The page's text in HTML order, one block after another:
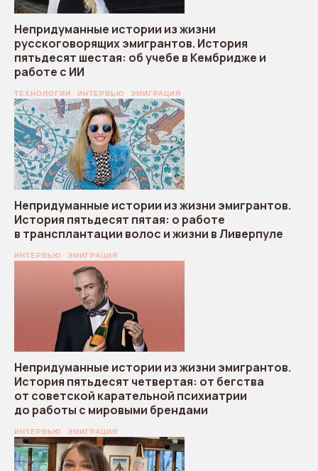
Непридуманные истории из жизни
русскоговорящих эмигрантов. История
пятьдесят шестая: об учебе в Кембридже и
работе с ИИ
ТЕХНОЛОГИИ ИНТЕРВЬЮ ЭМИГРАЦИЯ
Непридуманные истории из жизни эмигрантов.
История пятьдесят пятая: о работе
в трансплантации волос и жизни в Ливерпуле
ИНТЕРВЬЮ ЭМИГРАЦИЯ
Непридуманные истории из жизни эмигрантов.
История пятьдесят четвертая: от бегства
от советской карательной психиатрии
до работы с мировыми брендами
ИНТЕРВЬЮ ЭМИГРАЦИЯ